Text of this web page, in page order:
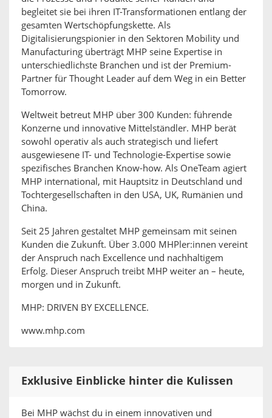
begleitet sie bei ihren IT-Transformationen entlang der
gesamten Wertschöpfungskette. Als
Digitalisierungspionier in den Sektoren Mobility und
Manufacturing überträgt MHP seine Expertise in
unterschiedlichste Branchen und ist der Premium-
Partner für Thought Leader auf dem Weg in ein Better
Tomorrow.
Weltweit betreut MHP über 300 Kunden: führende
Konzerne und innovative Mittelständler. MHP berät
sowohl operativ als auch strategisch und liefert
ausgewiesene IT- und Technologie-Expertise sowie
spezifisches Branchen Know-how. Als OneTeam agiert
MHP international, mit Hauptsitz in Deutschland und
Tochtergesellschaften in den USA, UK, Rumänien und
China.
Seit 25 Jahren gestaltet MHP gemeinsam mit seinen
Kunden die Zukunft. Über 3.000 MHPler:innen vereint
der Anspruch nach Excellence und nachhaltigem
Erfolg. Dieser Anspruch treibt MHP weiter an – heute,
morgen und in Zukunft.
MHP: DRIVEN BY EXCELLENCE.
www.mhp.com
Exklusive Einblicke hinter die Kulissen
Bei MHP wächst du in einem innovativen und